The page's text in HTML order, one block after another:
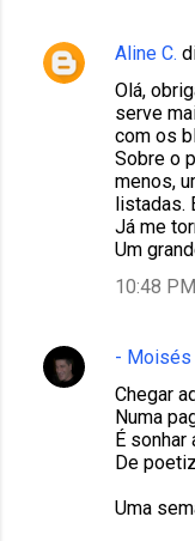
Aline C.
Olá,
serve
com os
Sobre o
menos,
listadas.
Já me
Um
10:48
- Moisés
Chegar
Numa
É sonhar
De
Uma